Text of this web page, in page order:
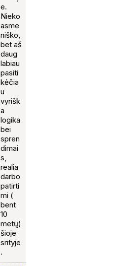
e.
Nieko
asme
niško,
bet aš
daug
labiau
pasiti
kėčia
u
vyrišk
a
logika
bei
spren
dimai
s,
realia
darbo
patirti
mi (
bent
10
metų)
šioje
srityje
.